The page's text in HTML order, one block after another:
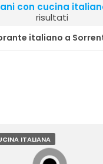
con cucina
risultati
italiano a
ITALIANA